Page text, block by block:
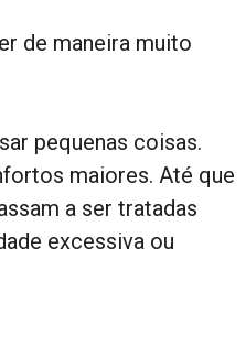
de maneira muito
pequenas coisas.
maiores. Até que
a ser tratadas
excessiva ou